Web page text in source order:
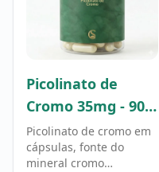
Picolinato de
Cromo 35mg - 90
Cápsulas
Picolinato de cromo em
cápsulas, fonte do
mineral cromo